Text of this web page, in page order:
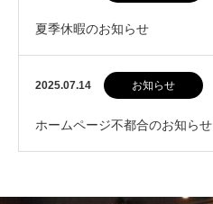
夏季休暇のお知らせ
2025.07.14 お知らせ
ホームページ不都合のお知らせ